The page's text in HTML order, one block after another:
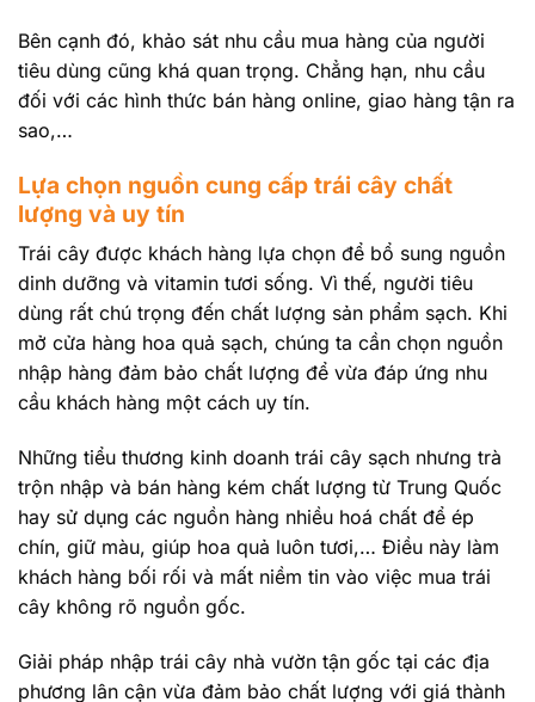
Bên cạnh đó, khảo sát nhu cầu mua hàng của người
tiêu dùng cũng khá quan trọng. Chẳng hạn, nhu cầu
đối với các hình thức bán hàng online, giao hàng tận ra
sao,…
Lựa chọn nguồn cung cấp trái cây chất
lượng và uy tín
Trái cây được khách hàng lựa chọn để bổ sung nguồn
dinh dưỡng và vitamin tươi sống. Vì thế, người tiêu
dùng rất chú trọng đến chất lượng sản phẩm sạch. Khi
mở cửa hàng hoa quả sạch, chúng ta cần chọn nguồn
nhập hàng đảm bảo chất lượng để vừa đáp ứng nhu
cầu khách hàng một cách uy tín.
Những tiểu thương kinh doanh trái cây sạch nhưng trà
trộn nhập và bán hàng kém chất lượng từ Trung Quốc
hay sử dụng các nguồn hàng nhiều hoá chất để ép
chín, giữ màu, giúp hoa quả luôn tươi,… Điều này làm
khách hàng bối rối và mất niềm tin vào việc mua trái
cây không rõ nguồn gốc.
Giải pháp nhập trái cây nhà vườn tận gốc tại các địa
phương lân cận vừa đảm bảo chất lượng với giá thành